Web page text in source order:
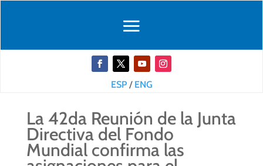
ESP/ ENG
La 42da Reunión de la Junta
Directiva del Fondo
Mundial confirma las